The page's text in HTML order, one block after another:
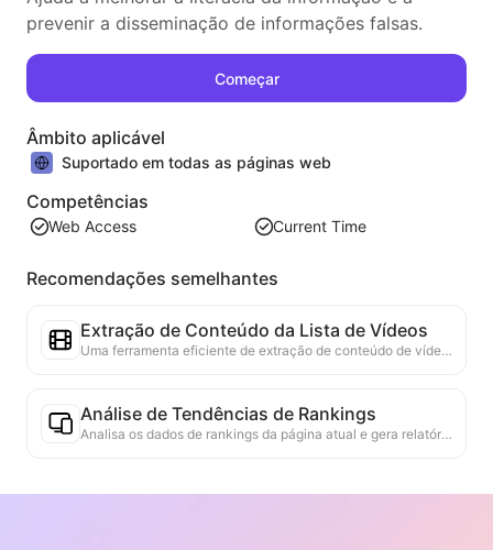
prevenir a disseminação de informações falsas.
Começar
Âmbito aplicável
Suportado em todas as páginas web
Competências
Web Access Current Time
Recomendações semelhantes
Extração de Conteúdo da Lista de Vídeos
Uma ferramenta eficiente de extração de conteúdo de vídeo da web, capaz de escanear rapidamente páginas da web e organizar as informações de vídeo em uma tabela Markdown estruturada.
Análise de Tendências de Rankings
Analisa os dados de rankings da página atual e gera relatórios de tendências. Identifica categorias populares, tipos de produtos em rápida ascensão e tecnologias emergentes. Fornece insights de mercado em tempo real para ajudar a entender as últimas tendências de produtos e movimentos de mercado.
Assistente de Colaboração Comercial